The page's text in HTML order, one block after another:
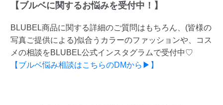
【ブルベに関するお悩みを受付中！】
BLUBEL商品に関する詳細のご質問はもちろん、(皆様の
写真ご提供による)似合うカラーのファッションや、コス
メの相談をBLUBEL公式インスタグラムで受付中♡
【ブルベ悩み相談はこちらのDMから▶】